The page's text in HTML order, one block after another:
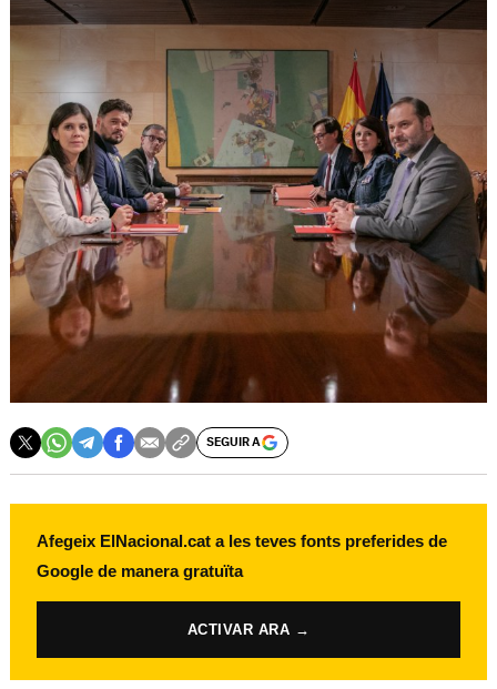
SEGUIR A
Afegeix ElNacional.cat a les teves fonts preferides de
Google de manera gratuïta
ACTIVAR ARA →